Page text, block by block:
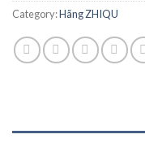
Category:Hãng ZHIQU